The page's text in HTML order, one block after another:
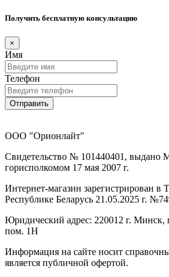
Получить бесплатную консультацию
×
Имя
Телефон
Отправить
ООО "Орионлайт"
Свидетельство № 101440401, выдано
горисполкомом 17 мая 2007 г.
Интернет-магазин зарегистрирован в
Республике Беларусь 21.05.2025 г.
Юридический адрес: 220012 г. Минск,
пом. 1Н
Информация на сайте носит
является публичной офертой.